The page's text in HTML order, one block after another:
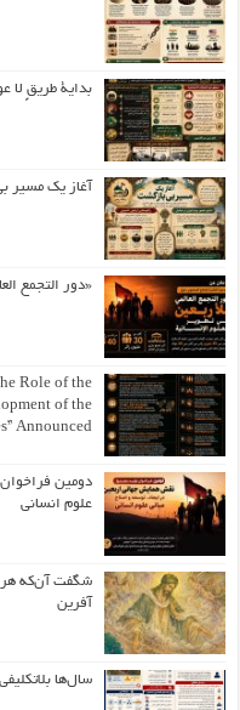
بداية طريقٍ لا
آغاز یک مسیر
«دور التجمع
Role of the
of the
Announced
دومین
علوم انسانی
شگفت آن‌که
آفرین
سال‌ها بلاتکلیفی